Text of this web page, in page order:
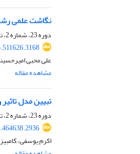
نگاشت علمی
دوره 23، شماره 2، تابستان 1405
علی محبی
مشاهده مقاله
تبیین مدل
دوره 23، شماره 2، تابستان 1405
اکرم یوسفی،